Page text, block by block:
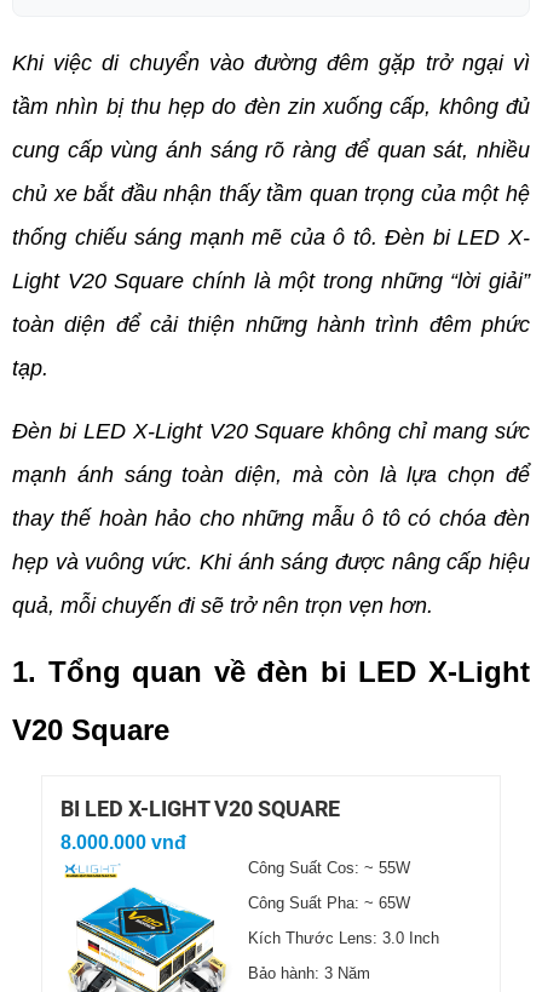
Khi việc di chuyển vào đường đêm gặp trở ngại vì
tầm nhìn bị thu hẹp do đèn zin xuống cấp, không đủ
cung cấp vùng ánh sáng rõ ràng để quan sát, nhiều
chủ xe bắt đầu nhận thấy tầm quan trọng của một hệ
thống chiếu sáng mạnh mẽ của ô tô. Đèn bi LED X-
Light V20 Square chính là một trong những “lời giải”
toàn diện để cải thiện những hành trình đêm phức
tạp.
Đèn bi LED X-Light V20 Square không chỉ mang sức
mạnh ánh sáng toàn diện, mà còn là lựa chọn để
thay thế hoàn hảo cho những mẫu ô tô có chóa đèn
hẹp và vuông vức. Khi ánh sáng được nâng cấp hiệu
quả, mỗi chuyến đi sẽ trở nên trọn vẹn hơn.
1. Tổng quan về đèn bi LED X-Light
V20 Square
BI LED X-LIGHT V20 SQUARE
8.000.000 vnđ
Công Suất Cos: ~ 55W
Công Suất Pha: ~ 65W
Kích Thước Lens: 3.0 Inch
Bảo hành: 3 Năm